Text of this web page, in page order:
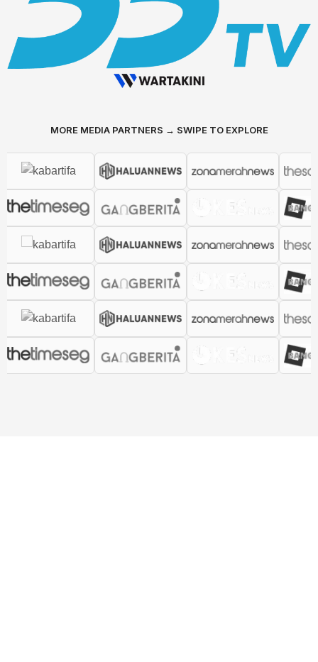
MORE MEDIA PARTNERS → SWIPE TO EXPLORE